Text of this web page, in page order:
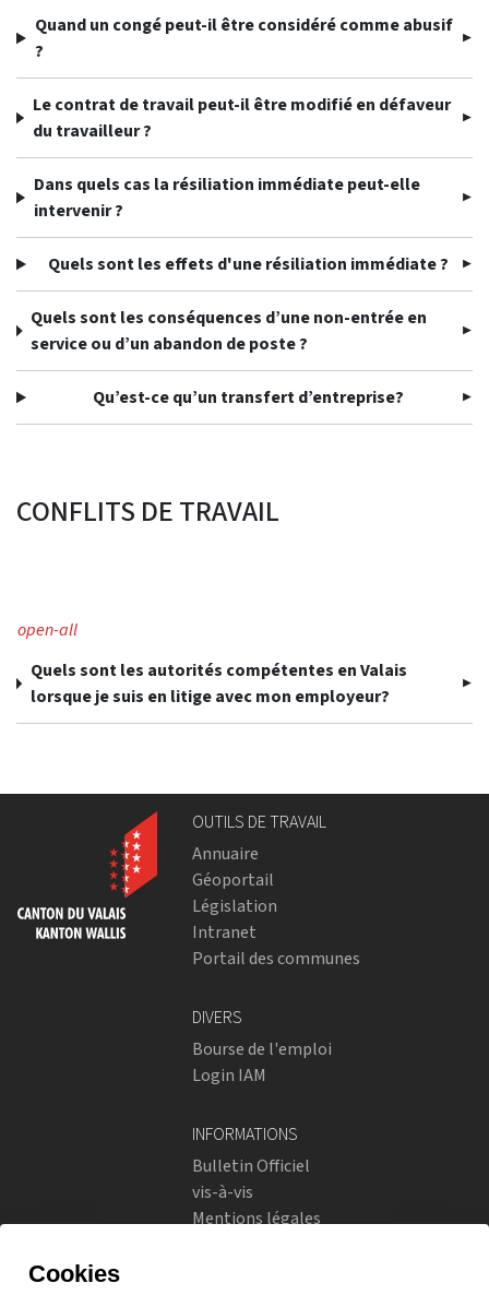
Quand un congé peut-il être considéré comme abusif
?
Le contrat de travail peut-il être modifié en défaveur
du travailleur ?
Dans quels cas la résiliation immédiate peut-elle
intervenir ?
Quels sont les effets d'une résiliation immédiate ?
Quels sont les conséquences d’une non-entrée en
service ou d’un abandon de poste ?
Qu’est-ce qu’un transfert d’entreprise?
CONFLITS DE TRAVAIL
open-all
Quels sont les autorités compétentes en Valais
lorsque je suis en litige avec mon employeur?
OUTILS DE TRAVAIL
Annuaire
Géoportail
Législation
Intranet
Portail des communes
DIVERS
Bourse de l'emploi
Login IAM
INFORMATIONS
Bulletin Officiel
vis-à-vis
Mentions légales